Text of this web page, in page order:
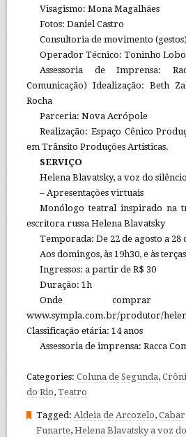
Visagismo: Mona Magalhães
Fotos: Daniel Castro
Consultoria de movimento
Operador Técnico: Toninho Lobo
Assessoria de Imprensa:
Comunicação) Idealização: Beth
Rocha
Parceria: Nova Acrópole
Realização: Espaço Cênico
em Trânsito Produções Artísticas.
SERVIÇO
Helena Blavatsky, a voz do silêncio
– Apresentações virtuais
Monólogo teatral inspirado na
escritora russa Helena Blavatsky
Temporada: De 22 de agosto a 28
Aos domingos, às 19h30, e às
Ingressos: a partir de R$ 30
Duração: 1h
Onde
www.sympla.com.br/produtor/
Classificação etária: 14 anos
Assessoria de imprensa: Racca
Categories: Coluna de Segunda,
do Rio, Teatro
Tagged: Aldeia de Arcozelo,
Funarte, Helena Blavatsky a voz